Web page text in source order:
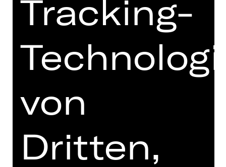
Mittwoch, 16.12.2026
19.30 - 21.00 Uhr
Schauspielhaus
Abo B SH
Termine und Besetzung
Tracking-
von
Dritten,